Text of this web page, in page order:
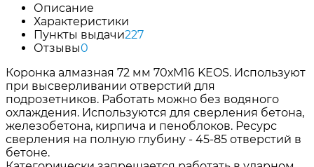
Описание
Характеристики
Пункты выдачи227
Отзывы0
Коронка алмазная 72 мм 70хМ16 KEOS. Используют
при высверливании отверстий для
подрозетников. Работать можно без водяного
охлаждения. Используются для сверления бетона,
железобетона, кирпича и пеноблоков. Ресурс
сверления на полную глубину - 45-85 отверстий в
бетоне.